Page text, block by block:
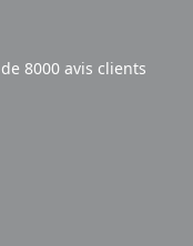
8000 avis clients